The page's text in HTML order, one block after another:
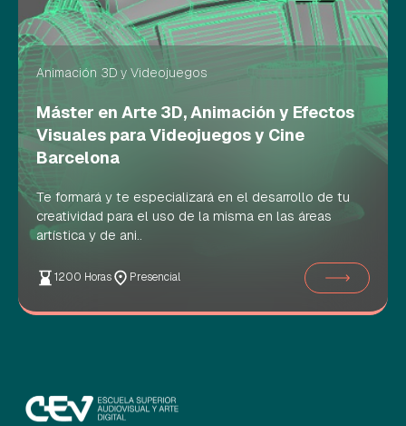
Animación 3D y Videojuegos
Máster en Arte 3D, Animación y Efectos
Visuales para Videojuegos y Cine
Barcelona
Te formará y te especializará en el desarrollo de tu
creatividad para el uso de la misma en las áreas
artística y de ani..
1200 Horas Presencial